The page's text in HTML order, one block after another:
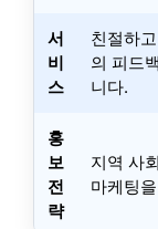
서
비
스
친절하
의 피드
니다.
홍
보
전
략
지역 사
마케팅